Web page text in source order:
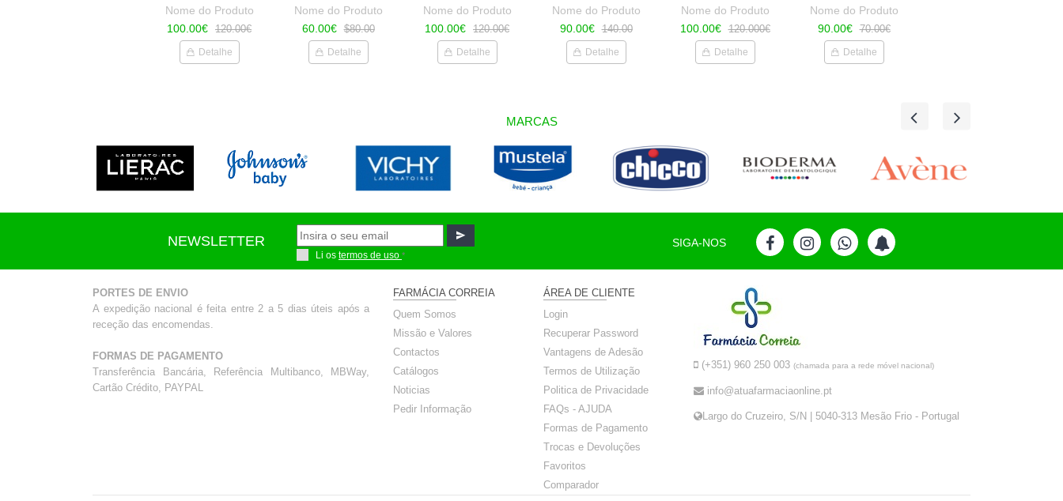
Nome do Produto
100.00€ 120.00€
Detalhe
Nome do Produto
60.00€ $80.00
Detalhe
Nome do Produto
100.00€ 120.00€
Detalhe
Nome do Produto
90.00€ 140.00
Detalhe
Nome do Produto
100.00€ 120.000€
Detalhe
Nome do Produto
90.00€ 70.00€
Detalhe
MARCAS
NEWSLETTER
Li os termos de uso *
SIGA-NOS
PORTES DE ENVIO
A expedição nacional é feita entre 2 a 5 dias úteis após a
receção das encomendas.
FORMAS DE PAGAMENTO
Transferência Bancária, Referência Multibanco, MBWay,
Cartão Crédito, PAYPAL
FARMÁCIA CORREIA
Quem Somos
Missão e Valores
Contactos
Catálogos
Noticias
Pedir Informação
ÁREA DE CLIENTE
Login
Recuperar Password
Vantagens de Adesão
Termos de Utilização
Politica de Privacidade
FAQs - AJUDA
Formas de Pagamento
Trocas e Devoluções
Favoritos
Comparador
(+351) 960 250 003 (chamada para a rede móvel nacional)
info@atuafarmaciaonline.pt
Largo do Cruzeiro, S/N | 5040-313 Mesão Frio - Portugal